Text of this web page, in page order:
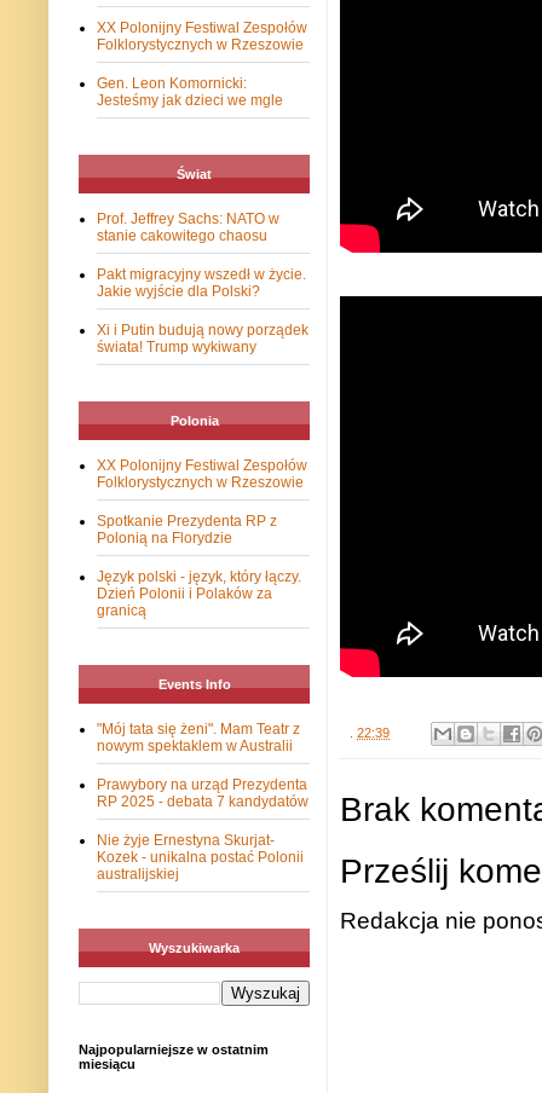
22:39
Brak
Prześlij
Redakcja nie
XX Polonijny Festiwal Zespołów
Folklorystycznych w Rzeszowie
Gen. Leon Komornicki:
Jesteśmy jak dzieci we mgle
Świat
Prof. Jeffrey Sachs: NATO w
stanie cakowitego chaosu
Pakt migracyjny wszedł w życie.
Jakie wyjście dla Polski?
Xi i Putin budują nowy porządek
świata! Trump wykiwany
Polonia
XX Polonijny Festiwal Zespołów
Folklorystycznych w Rzeszowie
Spotkanie Prezydenta RP z
Polonią na Florydzie
Język polski - język, który łączy.
Dzień Polonii i Polaków za
granicą
Events Info
"Mój tata się żeni". Mam Teatr z
nowym spektaklem w Australii
Prawybory na urząd Prezydenta
RP 2025 - debata 7 kandydatów
Nie żyje Ernestyna Skurjat-
Kozek - unikalna postać Polonii
australijskiej
Wyszukiwarka
Najpopularniejsze w ostatnim
miesiącu